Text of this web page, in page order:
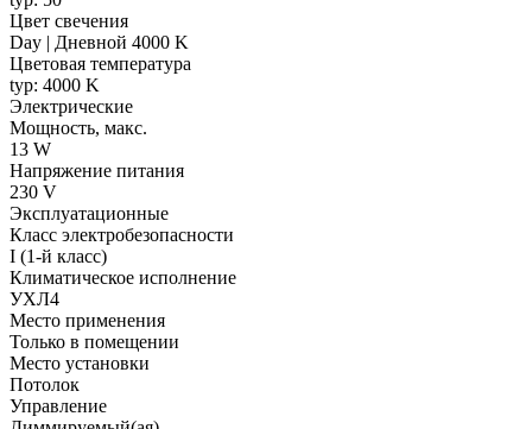
Цвет свечения
Day | Дневной 4000 K
Цветовая температура
typ: 4000 K
Электрические
Мощность, макс.
13 W
Напряжение питания
230 V
Эксплуатационные
Класс электробезопасности
I (1-й класс)
Климатическое исполнение
УХЛ4
Место применения
Только в помещении
Место установки
Потолок
Управление